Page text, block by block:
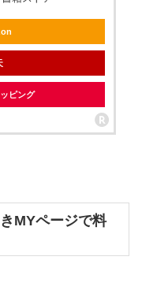
ピング
MYページで料